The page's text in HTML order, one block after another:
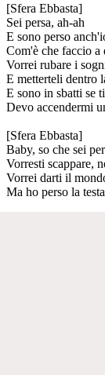
[Sfera Ebbasta]
Sei persa, ah-ah
E sono perso
Com'è che faccio a
Vorrei rubare i
E metterteli dentro
E sono in sbatti se
Devo accendermi
[Sfera Ebbasta]
Baby, so che sei
Vorresti scappare,
Vorrei darti il
Ma ho perso la